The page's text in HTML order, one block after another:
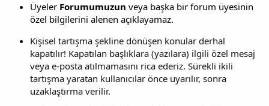
Üyeler Forumumuzun veya başka bir forum üyesinin
özel bilgilerini alenen açıklayamaz.
Kişisel tartışma şekline dönüşen konular derhal
kapatılır! Kapatılan başlıklara (yazılara) ilgili özel mesaj
veya e-posta atılmamasını rica ederiz. Sürekli ikili
tartışma yaratan kullanıcılar önce uyarılır, sonra
uzaklaştırma verilir.